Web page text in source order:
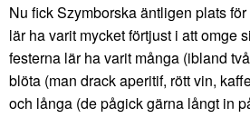
Nu fick Szymborska äntligen plats
lär ha varit mycket förtjust i att omge
festerna lär ha varit många (ibland
blöta (man drack aperitif, rött vin,
och långa (de pågick gärna långt in